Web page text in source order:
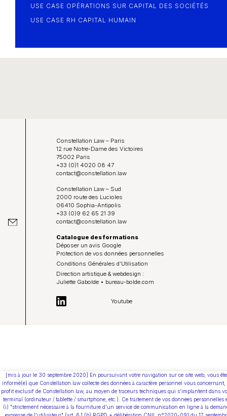
USE CASE OPÉRATIONS SUR CAPITAL DES SOCIÉTÉS
USE CASE RH CAPITAL HUMAIN
Constellation Law – Paris
12 rue Notre-Dame des Victoires
75002 Paris
+33 (0)1 4020 08 47
contact@constellation.law
Constellation Law – Sud
2000 route des Lucioles
06410 Sophia-Antipolis
+33 (0)9 62 65 21 39
contact@constellation.law
Catalogue des formations
Déposer un avis Google
Protection de vos données personnelles
Conditions Générales d’Utilisation
Direction artistique & webdesign :
Juliette Gabolde • bureau-bolde.com
Youtube
[mis à jour le 30 septembre 2020] En poursuivant votre navigation sur ce site web, vous
informé(e) que Constellation.law collecte des données à caractère personnel vous concernant,
profit exclusif de Constellation.law, au moyen de traceurs techniques qui s'implantent dans
terminal (ordinateur / tablette / smartphone, etc.). Ce traitement de vos données personnelles
(i) "strictement nécessaire à la fourniture d'un service de communication en ligne à la